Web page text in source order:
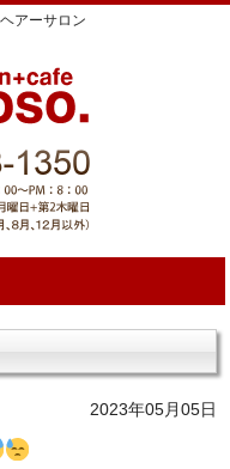
アーサロン
2023年05月05日